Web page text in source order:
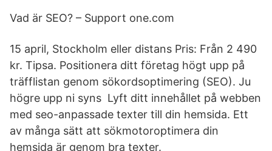
Vad är SEO? – Support one.com
15 april, Stockholm eller distans Pris: Från 2 490
kr. Tipsa. Positionera ditt företag högt upp på
träfflistan genom sökordsoptimering (SEO). Ju
högre upp ni syns Lyft ditt innehållet på webben
med seo-anpassade texter till din hemsida. Ett
av många sätt att sökmotoroptimera din
hemsida är genom bra texter.